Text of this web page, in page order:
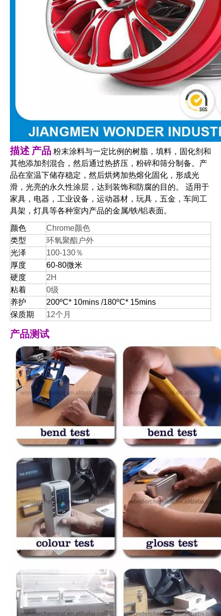
描述 产品 粉末涂料与一定比例的树脂，填料，固化剂和
其他添加剂混合，然后通过热挤压，粉碎和筛分制备。产
品在室温下储存稳定，然后烘烤加热熔化固化，形成光
滑，光亮的永久性涂层，达到装饰和防腐的目的。
适用于
家具，电器，工业设备，运动器材，玩具，五金，车间工
具架，灯具等各种室内产品的金属/铁/铝表面。
颜色
Chrome颜色
类型
环氧聚酯户外
光泽
100-130％
厚度
60-80微米
硬度
2H
粘着
0级
养护
200ºC* 10mins /180ºC* 15mins
保质期
12个月
产品测试